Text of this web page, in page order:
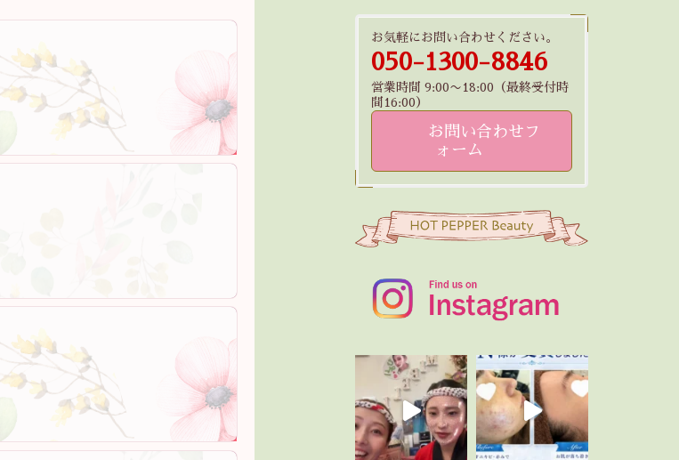
お気軽にお問い合わせください。
050-1300-8846
営業時間 9:00〜18:00（最終受付時
間16:00）
お問い合わせフ
ォーム